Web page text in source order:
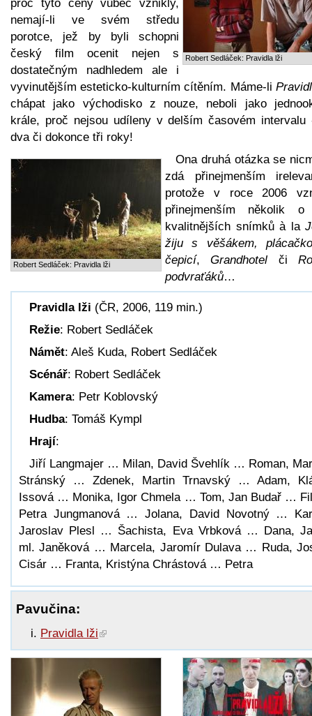
Robert Sedláček: Pravidla lži
proč tyto ceny vůbec vznikly,
nemají-li ve svém středu
porotce, jež by byli schopni
český film ocenit nejen s
dostatečným nadhledem ale i
vyvinutějším esteticko-kulturním cítěním. Máme-li
chápat jako východisko z nouze, neboli jako
krále, proč nejsou udíleny v delším časovém intervalu
dva či dokonce tři roky!
Robert Sedláček: Pravidla lži
Ona druhá otázka se
zdá přinejmenším
protože v roce 2006
přinejmenším několik o
kvalitnějších snímků à la
žiju s věšákem,
čepicí,Grandhotel či
podvraťáků…
Pravidla lži (ČR, 2006, 119 min.)
Režie: Robert Sedláček
Námět: Aleš Kuda, Robert Sedláček
Scénář: Robert Sedláček
Kamera: Petr Koblovský
Hudba: Tomáš Kympl
Hrají:
Jiří Langmajer … Milan, David Švehlík … Roman,
Stránský … Zdenek, Martin Trnavský … Adam,
Issová … Monika, Igor Chmela … Tom, Jan Budař …
Petra Jungmanová … Jolana, David Novotný …
Jaroslav Plesl … Šachista, Eva Vrbková … Dana,
ml. Janěková … Marcela, Jaromír Dulava … Ruda,
Cisár … Franta, Kristýna Chrástová … Petra
Pavučina:
Pravidla lži